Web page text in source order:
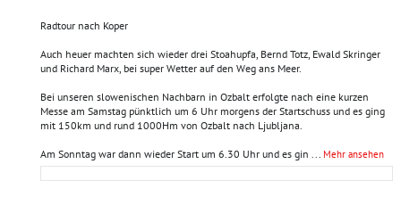
Radtour nach Koper
Auch heuer machten sich wieder drei Stoahupfa, Bernd Totz, Ewald Skringer
und Richard Marx, bei super Wetter auf den Weg ans Meer.
Bei unseren slowenischen Nachbarn in Ozbalt erfolgte nach eine kurzen
Messe am Samstag pünktlich um 6 Uhr morgens der Startschuss und es ging
mit 150km und rund 1000Hm von Ozbalt nach Ljubljana.
Am Sonntag war dann wieder Start um 6.30 Uhr und es gin ... Mehr ansehen